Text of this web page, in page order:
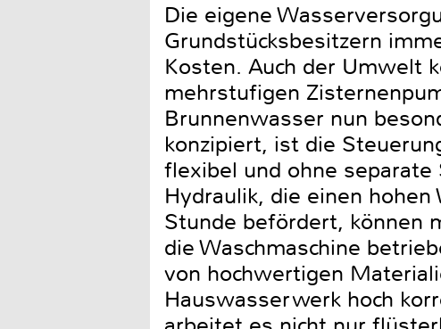
Die eigene
Grundstücksbesitzern
Kosten. Auch der Umwelt
mehrstufigen
Brunnenwasser nun
konzipiert, ist die
flexibel und ohne
Hydraulik, die einen
Stunde befördert, können
die Waschmaschine
von hochwertigen
Hauswasserwerk hoch